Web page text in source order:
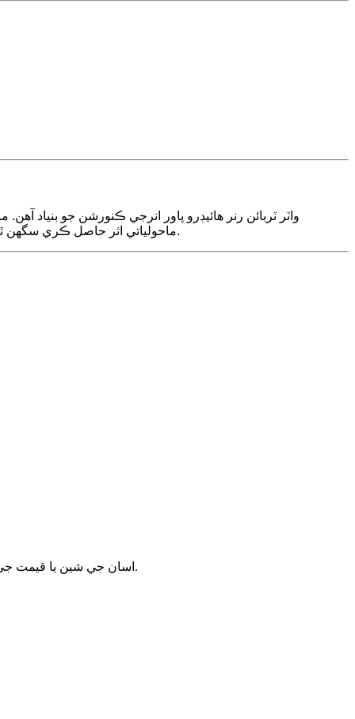
واٽر ٽربائن رنر هائيڊرو پاور انرجي ڪنورشن جو
ماحولياتي اثر حاصل ڪري سگهن ٿا. ننڍي پيماني تي ڳوٺاڻن بجلي لاءِ هجي يا وڏي گرڊ سان ڳنڍيل پلانٽس لاءِ، رنر هائيڊرو پاور جي مڪمل صلاحيت کي کولڻ جي ڪنجي رهي ٿو.
اسان جي شين يا قيمت جي فهرست بابت پڇا ڳاڇا لاءِ، مھرباني ڪري پنھنجو اي ميل ۽ واٽس اپ اسان ڏانھن موڪليو ۽ اسان توھان کي 8 ڪلاڪن اندر جواب ڏينداسين.